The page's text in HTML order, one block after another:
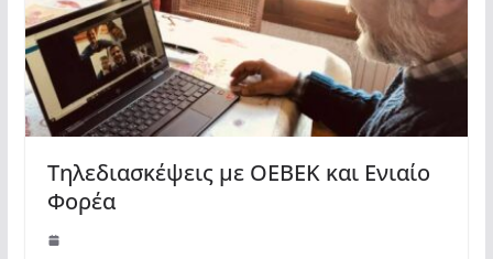
Τηλεδιασκέψεις με ΟΕΒΕΚ και Ενιαίο
Φορέα